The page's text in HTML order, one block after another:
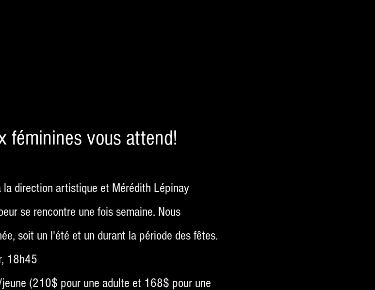
féminines vous attend!
direction artistique et Mérédith Lépinay
se rencontre une fois semaine. Nous
soit un l'été et un durant la période des fêtes.
18h45
(210$ pour une adulte et 168$ pour une